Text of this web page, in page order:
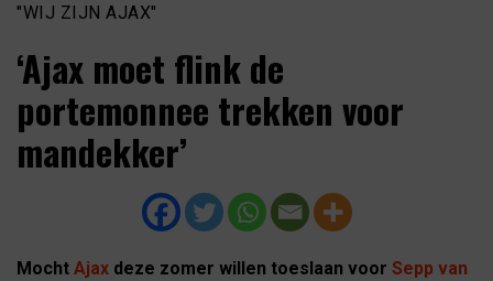
"WIJ ZIJN AJAX"
‘Ajax moet flink de
portemonnee trekken voor
mandekker’
Mocht Ajax deze zomer willen toeslaan voor Sepp van